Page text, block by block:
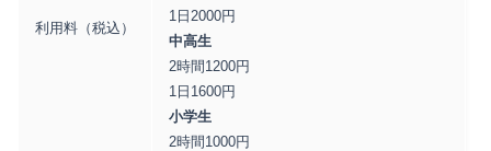
利用料（税込）
1日2000円
中高生
2時間1200円
1日1600円
小学生
2時間1000円